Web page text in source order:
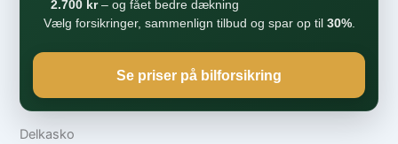
2.700 kr– og fået bedre dækning
Vælg forsikringer, sammenlign tilbud og spar op til 30%.
Se priser på bilforsikring
Delkasko